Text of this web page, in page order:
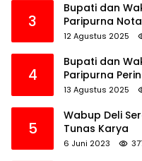
3
Bupati dan
Paripurna
Perubahan TA
12 Agustus 2025
4
Bupati dan
Paripurna
13 Agustus 2025
5
Wabup Deli
Tunas Karya
6 Juni 2023